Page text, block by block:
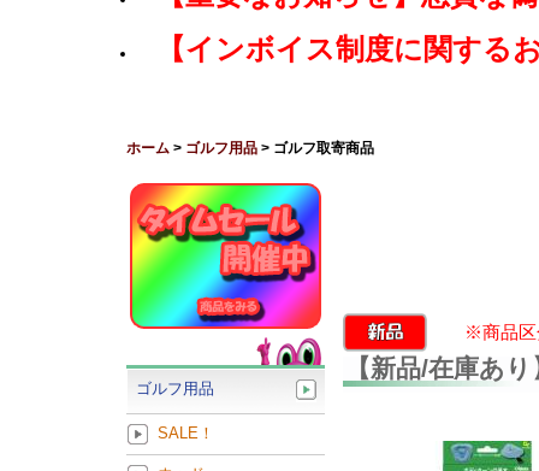
【インボイス制度に関する
ホーム > ゴルフ用品 > ゴルフ取寄商品
※商品区
【新品/在庫あ
ゴルフ用品
SALE！